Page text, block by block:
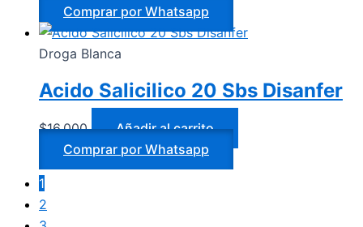
Comprar por Whatsapp
Droga Blanca
Acido Salicilico 20 Sbs Disanfer
$16.000
Añadir al carrito
Comprar por Whatsapp
1
2